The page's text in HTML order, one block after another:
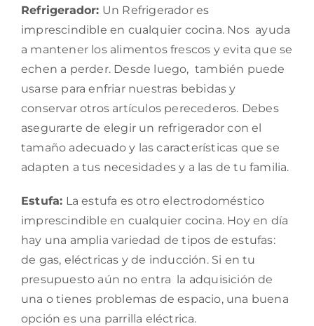
Refrigerador: Un Refrigerador es
imprescindible en cualquier cocina. Nos ayuda
a mantener los alimentos frescos y evita que se
echen a perder. Desde luego, también puede
usarse para enfriar nuestras bebidas y
conservar otros artículos perecederos. Debes
asegurarte de elegir un refrigerador con el
tamaño adecuado y las características que se
adapten a tus necesidades y a las de tu familia.
Estufa: La estufa es otro electrodoméstico
imprescindible en cualquier cocina. Hoy en día
hay una amplia variedad de tipos de estufas:
de gas, eléctricas y de inducción. Si en tu
presupuesto aún no entra la adquisición de
una o tienes problemas de espacio, una buena
opción es una parrilla eléctrica.